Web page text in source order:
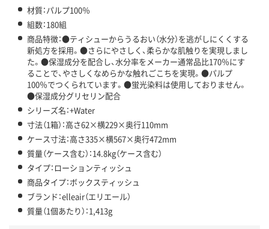
材質：パルプ100％
組数：180組
商品特徴：●ティシューからうるおい（水分）を逃がしにくくする
新処方を採用。●さらにやさしく、柔らかな肌触りを実現しまし
た。●保湿成分を配合し、水分率をメーカー通常品比170％にす
ることで、やさしくなめらかな触れごこちを実現。●パルプ
100％でつくられています。●蛍光染料は使用しておりません。
●保湿成分グリセリン配合
シリーズ名：+Water
寸法（1箱）：高さ62×横229×奥行110mm
ケース寸法：高さ335×横567×奥行472mm
質量（ケース含む）：14.8kg（ケース含む）
タイプ：ローションティッシュ
商品タイプ：ボックスティッシュ
ブランド：elleair（エリエール）
質量（1個あたり）：1,413g